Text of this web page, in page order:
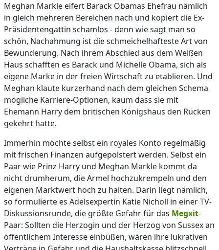
Meghan Markle eifert Barack Obamas Ehefrau nämlich
in gleich mehreren Bereichen nach und kopiert die Ex-
Präsidentengattin schamlos - denn wie sagt man so
schön, Nachahmung ist die schmeichelhafteste Art von
Bewunderung. Nach ihrem Abschied aus dem Weißen
Haus schafften es Barack und Michelle Obama, sich als
eigene Marke in der freien Wirtschaft zu etablieren. Und
Meghan klaute kurzerhand nach dem gleichen Schema
mögliche Karriere-Optionen, kaum dass sie mit
Ehemann Harry dem britischen Königshaus den Rücken
gekehrt hatte.
Immerhin möchte selbst ein royales Konto regelmäßig
mit frischen Finanzen aufgepolstert werden. Selbst ein
Paar wie Prinz Harry und Meghan Markle kommt da
nicht drumherum, die Ärmel hochzukrempeln und den
eigenen Marktwert hoch zu halten. Darin liegt nämlich,
so formulierte es Adelsexpertin Katie Nicholl in einer TV-
Diskussionsrunde, die größte Gefahr für das Megxit-
Paar: Sollten die Herzogin und der Herzog von Sussex an
öffentlichem Interesse einbüßen, wären ihre lukrativen